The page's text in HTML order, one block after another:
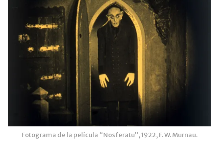
Fotograma de la película “Nosferatu”, 1922, F. W. Murnau.